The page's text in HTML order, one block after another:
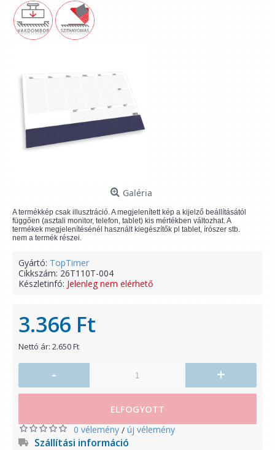
Galéria
A termékkép csak illusztráció. A megjelenített kép a kijelző beállításától
függően (asztali monitor, telefon, tablet) kis mértékben változhat. A
termékek megjelenítésénél használt kiegészítők pl tablet, írószer stb.
nem a termék részei.
Gyártó: TopTimer
Cikkszám: 26T110T-004
Készletinfó: Jelenleg nem elérhető
3.366 Ft
Nettó ár: 2.650 Ft
- +
ELFOGYOTT
0 vélemény / új vélemény
Szállítási információ